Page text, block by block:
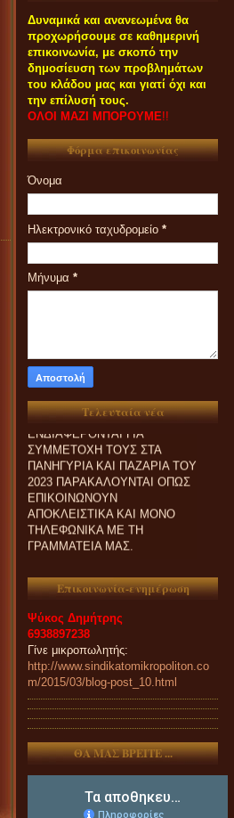
Δυναμικά και ανανεωμένα θα
προχωρήσουμε σε καθημερινή
επικοινωνία, με σκοπό την
δημοσίευση των προβλημάτων
του κλάδου μας και γιατί όχι και
την επίλυσή τους.
ΟΛΟΙ ΜΑΖΙ ΜΠΟΡΟΥΜΕ!!
Φόρμα επικοινωνίας
Όνομα
Ηλεκτρονικό ταχυδρομείο *
Μήνυμα *
Τελευταία νέα
ΕΝΔΙΑΦΕΡΟΝΤΑΙ ΓΙΑ
ΠΑΝΗΓΥΡΙΑ ΚΑΙ ΠΑZΑΡΙΑ ΤΟΥ
2023 ΠΑΡΑΚΑΛΟΥΝΤΑΙ ΟΠΩΣ
ΕΠΙΚΟΙΝΩΝΟΥΝ
ΑΠΟΚΛΕΙΣΤΙΚΑ ΚΑΙ ΜΟΝΟ
ΤΗΛΕΦΩΝΙΚΑ ΜΕ ΤΗ
ΓΡΑΜΜΑΤΕΙΑ ΜΑΣ.
Επικοινωνία-ενημέρωση
Ψύκος Δημήτρης
6938897238
Γίνε μικροπωλητής:
http://www.sindikatomikropoliton.co
m/2015/03/blog-post_10.html
ΘΑ ΜΑΣ ΒΡΕΙΤΕ ...